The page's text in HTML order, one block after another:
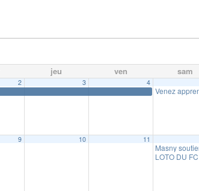
jeu ven sam
2 3 4
Venez
9 10 11
Masny
LOTO DU FC